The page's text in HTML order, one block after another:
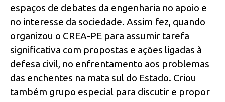
espaços de debates da engenharia no apoio e
no interesse da sociedade. Assim fez, quando
organizou o CREA-PE para assumir tarefa
significativa com propostas e ações ligadas à
defesa civil, no enfrentamento aos problemas
das enchentes na mata sul do Estado. Criou
também grupo especial para discutir e propor